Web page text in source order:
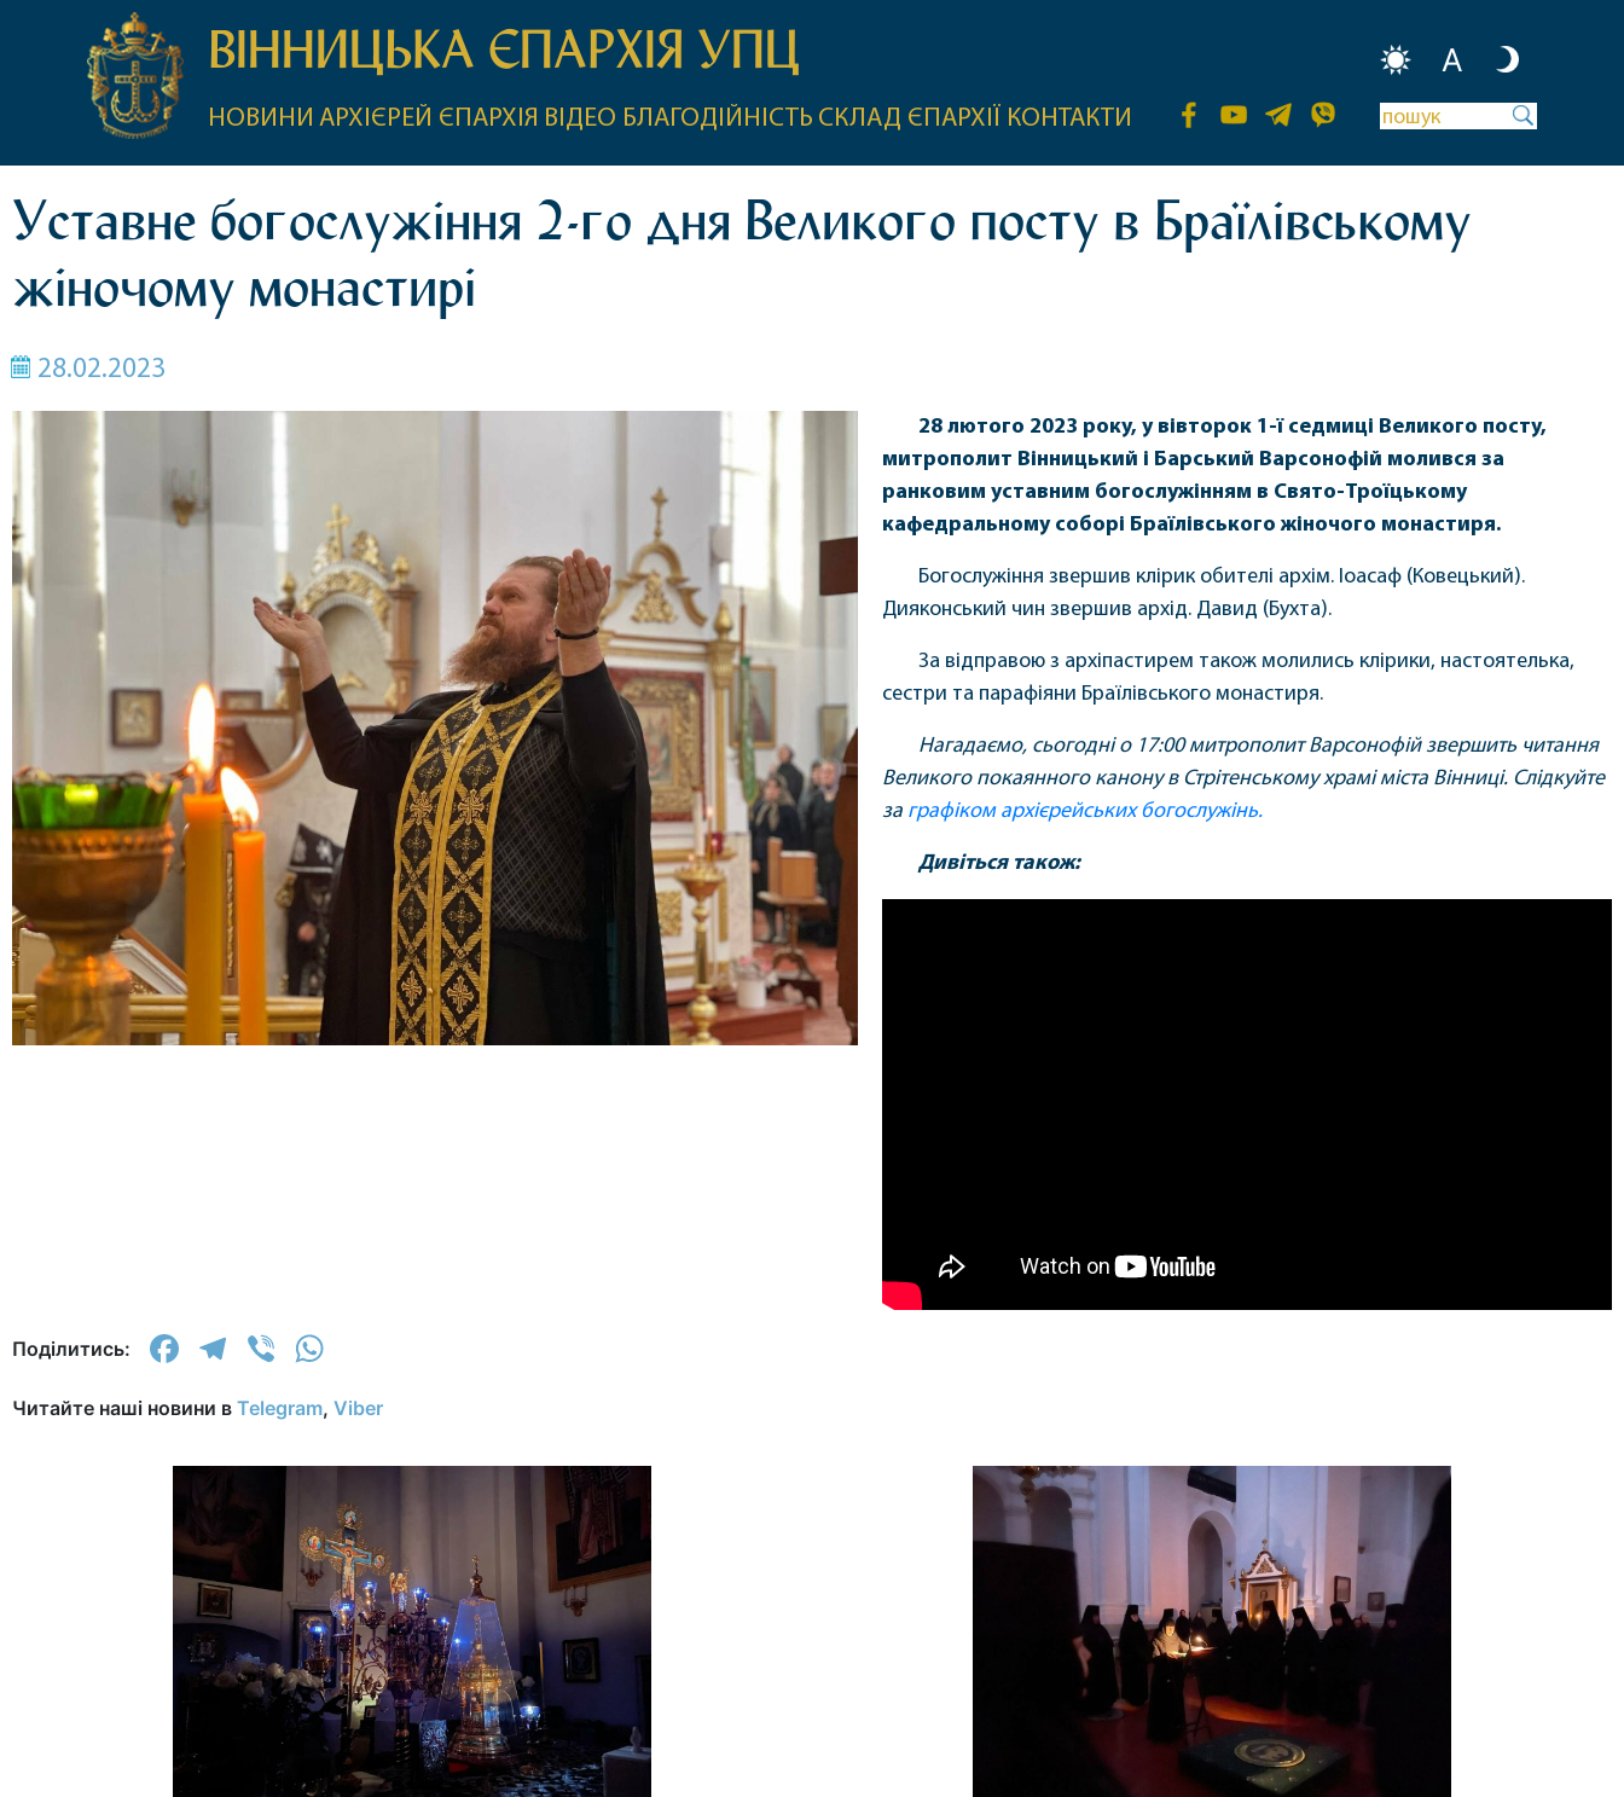
A
ВІННИЦЬКА ЄПАРХІЯ УПЦ
НОВИНИ АРХІЄРЕЙ ЄПАРХІЯ ВІДЕО БЛАГОДІЙНІСТЬ СКЛАД ЄПАРХІЇ КОНТАКТИ
Уставне богослужіння 2-го дня Великого посту в Браїлівському
жіночому монастирі
28.02.2023
28 лютого 2023 року, у вівторок 1-ї седмиці Великого посту,
митрополит Вінницький і Барський Варсонофій молився за
ранковим уставним богослужінням в Свято-Троїцькому
кафедральному соборі Браїлівського жіночого монастиря.
Богослужіння звершив клірик обителі архім. Іоасаф (Ковецький).
Дияконський чин звершив архід. Давид (Бухта).
За відправою з архіпастирем також молились клірики, настоятелька,
сестри та парафіяни Браїлівського монастиря.
Нагадаємо, сьогодні о 17:00 митрополит Варсонофій звершить читання
Великого покаянного канону в Стрітенському храмі міста Вінниці. Слідкуйте
за графіком архієрейських богослужінь.
Дивіться також:
Поділитись: Facebook
Telegram
Viber
Читайте наші новини в Telegram, Viber